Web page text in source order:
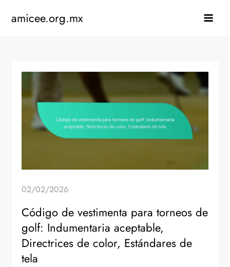
amicee.org.mx
02/02/2026
Código de vestimenta para torneos de
golf: Indumentaria aceptable,
Directrices de color, Estándares de
tela